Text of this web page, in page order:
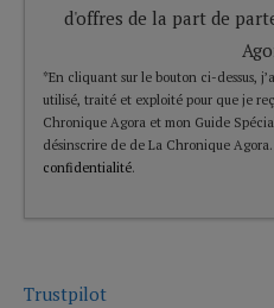
d'offres de la part de
*En cliquant sur le bouton ci-dessus,
utilisé, traité et exploité pour que je
Chronique Agora et mon Guide
désinscrire de de La Chronique
confidentialité.
Trustpilot